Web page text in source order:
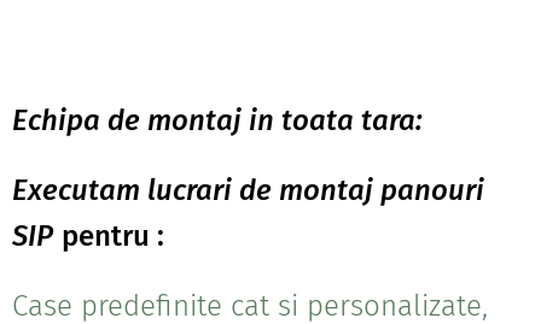
Echipa de montaj in toata tara:
Executam lucrari de montaj panouri
SIP pentru :
Case predefinite cat si personalizate,